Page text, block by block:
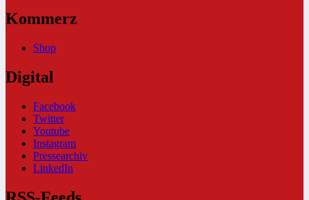
Kommerz
Shop
Digital
Facebook
Twitter
Youtube
Instagram
Pressearchiv
LinkedIn